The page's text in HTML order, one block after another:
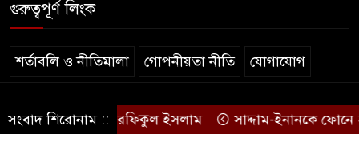
উঠলেন আ.লীগ নেতা
৯
আপনি কেন দেশে এসেছেন? উত্তরে
যা বলেছিলেন মীর কাশেম আলী
১০
গুরুত্বপূর্ণ লিংক
শর্তাবলি ও নীতিমালা গোপনীয়তা নীতি যোগাযোগ
© sangbadbd247
.
সংবাদ শিরোনাম ::
বিএনপির এমপি রফিকুল ইসলাম সাদ্দাম-ইনানকে ফোনে